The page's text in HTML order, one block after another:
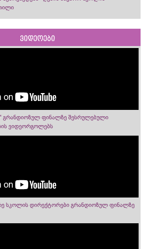
ვიდეოები
გრანდიოზულ ფინალზე შესრულებული
ვიდეორგოლებს
სკოლის დირექტორები გრანდიოზულ ფინალზე